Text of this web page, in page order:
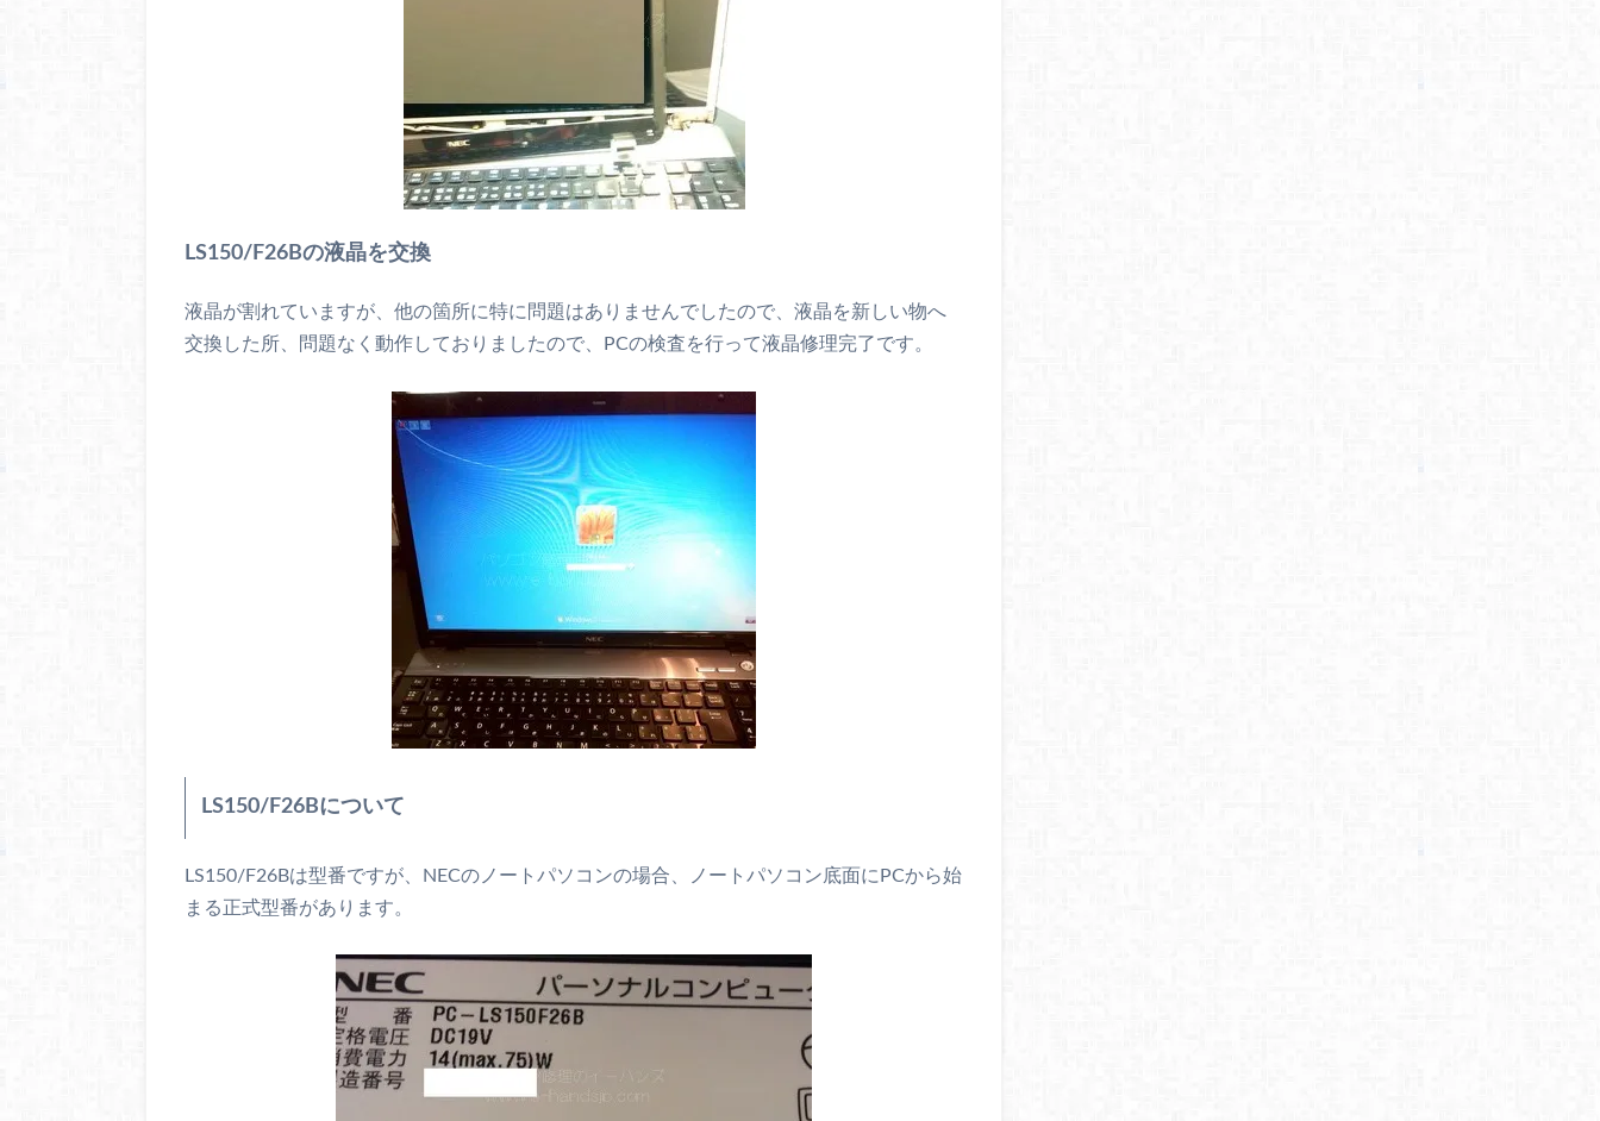
LS150/F26Bの液晶を交換
液晶が割れていますが、他の箇所に特に問題はありませんでしたので、液晶を新しい物へ
交換した所、問題なく動作しておりましたので、PCの検査を行って液晶修理完了です。
LS150/F26Bについて
LS150/F26Bは型番ですが、NECのノートパソコンの場合、ノートパソコン底面にPCから始
まる正式型番があります。